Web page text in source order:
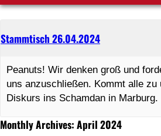
Monthly Archives: April 2024
Stammtisch 26.04.2024
Peanuts! Wir denken groß und
uns anzuschließen. Kommt alle
Diskurs ins Schamdan in Marburg.